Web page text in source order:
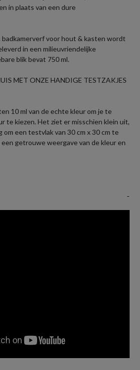
in plaats van een dure
voor hout & kasten wordt
in een milieuvriendelijke
blik bevat 750 ml.
MET ONZE HANDIGE TESTZAKJES
10 ml van de echte kleur om je te
te kiezen. Het ziet er misschien klein uit,
om een testvlak van 30 cm x 30 cm te
getrouwe weergave van de kleur en
-